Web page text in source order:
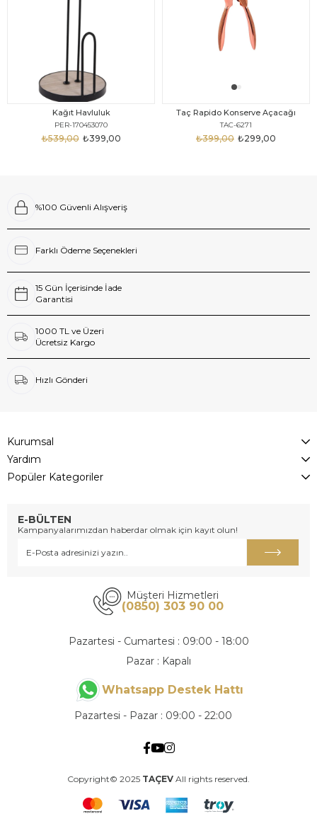
Kağıt Havluluk
PER-170453070
₺399,00
₺539,00
Taç Rapido Konserve Açacağı
TAC-6271
₺299,00
₺399,00
%100 Güvenli Alışveriş
Farklı Ödeme Seçenekleri
15 Gün İçerisinde İade
Garantisi
1000 TL ve Üzeri
Ücretsiz Kargo
Hızlı Gönderi
Kurumsal
Yardım
Popüler Kategoriler
E-BÜLTEN
Kampanyalarımızdan haberdar olmak için kayıt olun!
Müşteri Hizmetleri
(0850) 303 90 00
Pazartesi - Cumartesi : 09:00 - 18:00
Pazar : Kapalı
Whatsapp Destek Hattı
Pazartesi - Pazar : 09:00 - 22:00
Copyright© 2025 TAÇEV All rights reserved.